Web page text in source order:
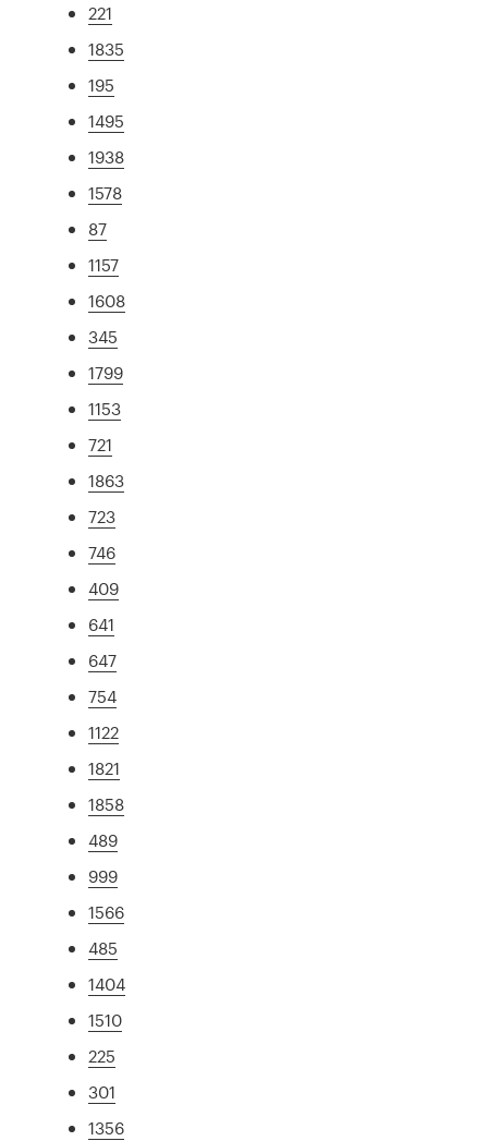
221
1835
195
1495
1938
1578
87
1157
1608
345
1799
1153
721
1863
723
746
409
641
647
754
1122
1821
1858
489
999
1566
485
1404
1510
225
301
1356